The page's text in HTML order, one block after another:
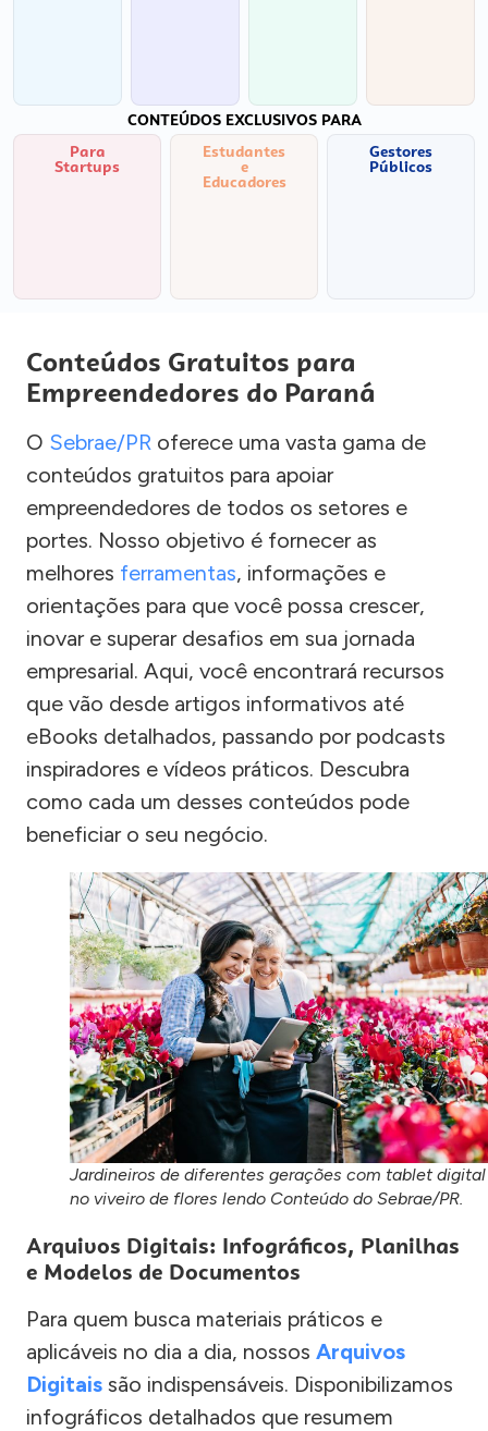
CONTEÚDOS EXCLUSIVOS PARA
Para
Startups
Estudantes
e
Educadores
Gestores
Públicos
Conteúdos Gratuitos para
Empreendedores do Paraná
O Sebrae/PR oferece uma vasta gama de
conteúdos gratuitos para apoiar
empreendedores de todos os setores e
portes. Nosso objetivo é fornecer as
melhores ferramentas, informações e
orientações para que você possa crescer,
inovar e superar desafios em sua jornada
empresarial. Aqui, você encontrará recursos
que vão desde artigos informativos até
eBooks detalhados, passando por podcasts
inspiradores e vídeos práticos. Descubra
como cada um desses conteúdos pode
beneficiar o seu negócio.
Jardineiros de diferentes gerações com tablet digital
no viveiro de flores lendo Conteúdo do Sebrae/PR.
Arquivos Digitais: Infográficos, Planilhas
e Modelos de Documentos
Para quem busca materiais práticos e
aplicáveis no dia a dia, nossos Arquivos
Digitais são indispensáveis. Disponibilizamos
infográficos detalhados que resumem